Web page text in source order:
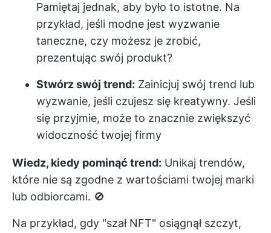
Pamiętaj jednak, aby było to istotne. Na
przykład, jeśli modne jest wyzwanie
taneczne, czy możesz je zrobić,
prezentując swój produkt?
Stwórz swój trend: Zainicjuj swój trend lub
wyzwanie, jeśli czujesz się kreatywny. Jeśli
się przyjmie, może to znacznie zwiększyć
widoczność twojej firmy
Wiedz, kiedy pominąć trend: Unikaj trendów,
które nie są zgodne z wartościami twojej marki
lub odbiorcami. 🚫
Na przykład, gdy "szał NFT" osiągnął szczyt,